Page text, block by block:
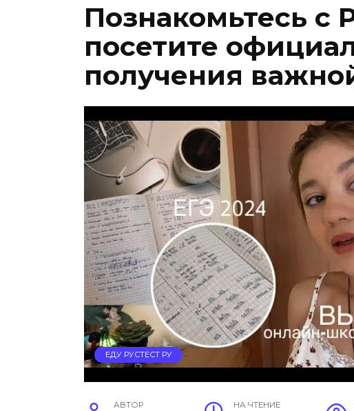
Познакомьтесь с
посетите
получения
ЕДУ РУСТЕСТ РУ
АВТОР НА ЧТЕНИЕ